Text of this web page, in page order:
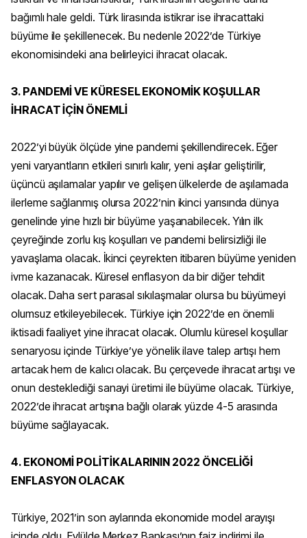
bağımlı hale geldi. Türk lirasında istikrar ise ihracattaki
büyüme ile şekillenecek. Bu nedenle 2022’de Türkiye
ekonomisindeki ana belirleyici ihracat olacak.
3. PANDEMİ VE KÜRESEL EKONOMİK KOŞULLAR
İHRACAT İÇİN ÖNEMLİ
2022’yi büyük ölçüde yine pandemi şekillendirecek. Eğer
yeni varyantların etkileri sınırlı kalır, yeni aşılar geliştirilir,
üçüncü aşılamalar yapılır ve gelişen ülkelerde de aşılamada
ilerleme sağlanmış olursa 2022’nin ikinci yarısında dünya
genelinde yine hızlı bir büyüme yaşanabilecek. Yılın ilk
çeyreğinde zorlu kış koşulları ve pandemi belirsizliği ile
yavaşlama olacak. İkinci çeyrekten itibaren büyüme yeniden
ivme kazanacak. Küresel enflasyon da bir diğer tehdit
olacak. Daha sert parasal sıkılaşmalar olursa bu büyümeyi
olumsuz etkileyebilecek. Türkiye için 2022’de en önemli
iktisadi faaliyet yine ihracat olacak. Olumlu küresel koşullar
senaryosu içinde Türkiye’ye yönelik ilave talep artışı hem
artacak hem de kalıcı olacak. Bu çerçevede ihracat artışı ve
onun desteklediği sanayi üretimi ile büyüme olacak. Türkiye,
2022’de ihracat artışına bağlı olarak yüzde 4-5 arasında
büyüme sağlayacak.
4. EKONOMİ POLİTİKALARININ 2022 ÖNCELİĞİ
ENFLASYON OLACAK
Türkiye, 2021’in son aylarında ekonomide model arayışı